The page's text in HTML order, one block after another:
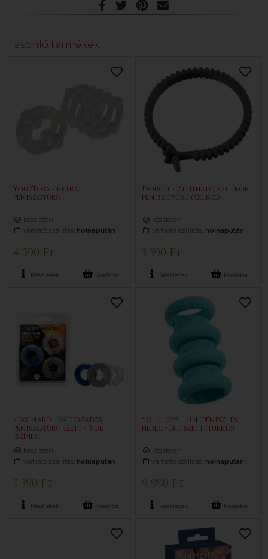
Hasonló termékek
You2Toys - extra
péniszgyűrű
készleten
várható szállítás: holnapután
4 590 Ft
Részletek Kosárba
Dorcel - állítható, szilikon
péniszgyűrű (szürke)
készleten
várható szállítás: holnapután
3 390 Ft
Részletek Kosárba
Stay Hard - változatos
péniszgyűrű szett - 3 db
(színes)
készleten
várható szállítás: holnapután
3 390 Ft
Részletek Kosárba
You2Toys - 3in1 pénisz- és
heregyűrű szett (türkiz)
készleten
várható szállítás: holnapután
9 990 Ft
Részletek Kosárba